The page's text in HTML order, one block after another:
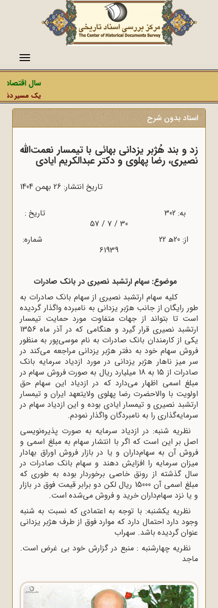
منو
سال
یک مسیر
اسناد بدون شرح
زد و بند هُژبر یزدانی بهائی با تیمسار نعمت‌الله
نصیری، رضا پهلوی و دکتر عبدالکریم ایادی
تاریخ انتشار: 26 بهمن 1404
به: 302 تاریخ :
30 / 7 / 57
از: 20ﻫ 22 شماره:
61939
موضوع: سهام ارتشبد نصیرى در بانک صادرات
کلیه سهام ارتشبد نصیرى از سهام بانک صادرات به
طور رایگان از جانب هژبر یزدانى به نامبرده واگذار گردیده
است تا بتواند از جهات متفاوت مورد حمایت تیمسار
ارتشبد نصیرى قرار گیرد و هنگامى که در آذر ماه 1356
یکى از کارمندان بانک صادرات به نام موسى‌پور به منظور
فروش سهام خود به دفتر هژبر یزدانى مراجعه مى‌کند در
سر میز ناهار هژبر یزدانى در مورد ازدیاد سرمایه بانک
صادرات از 15 به 18 میلیارد ریال به صورت فروش سهام در
مبلغ اسمى اظهار مى‌دارد که در ازدیاد این سهام حق
اولویت با والاحضرت رضا پهلوى ولایتعهد ایران و تیمسار
ارتشبد نصیرى و تیمسار ایادى بوده و این ازدیاد سهام در
سرمایه‌گذارى را به نامبردگان واگذار نمودم.
نظریه شنبه: در ازدیاد سرمایه به صورت پذیره‌نویسى
اصل بر این است که اگر با انتشار سهام به مبلغ اسمى و
فروش آن به سهام‌داران و یا در بازار فروش اوراق بهادار
میزان سرمایه را افزایش دهند و سهام بانک صادرات در
سال گذشته از رونق خاصى برخوردار بوده به طورى که
مبلغ اسمى آن 15000 ریال لکن دو برابر قیمت فوق در بازار
و یا نزد سهام‌داران خرید و فروش مى‌شده است.
نظریه یکشنبه: با توجه به اعتمادى که نسبت به شنبه
وجود دارد احتمال دارد که موارد فوق از طرف هژبر یزدانى
عنوان گردیده باشد. سهراب
نظریه چهارشنبه : منبع در گزارش خود بى غرض است.
ماجد